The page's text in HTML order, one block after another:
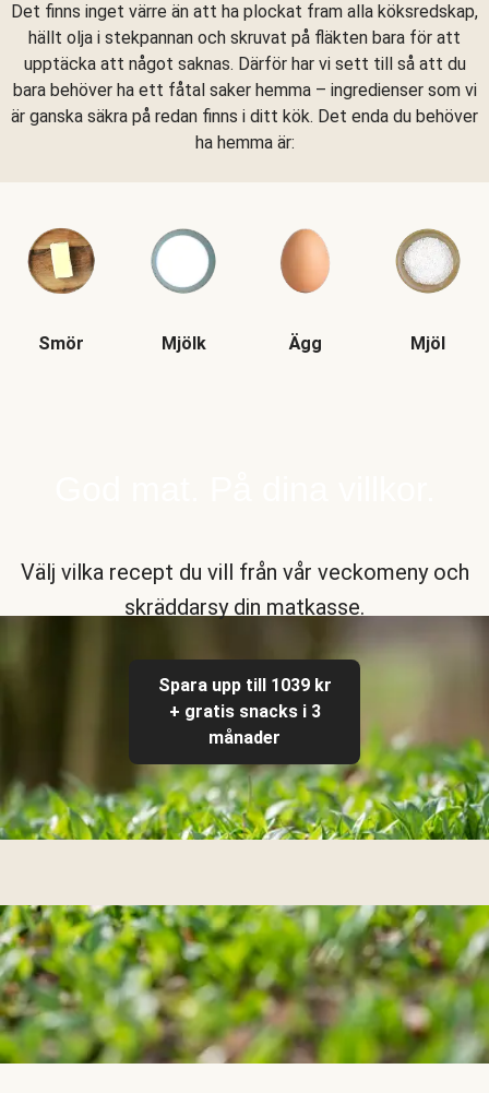
Det finns inget värre än att ha plockat fram alla köksredskap,
hällt olja i stekpannan och skruvat på fläkten bara för att
upptäcka att något saknas. Därför har vi sett till så att du
bara behöver ha ett fåtal saker hemma – ingredienser som vi
är ganska säkra på redan finns i ditt kök. Det enda du behöver
ha hemma är:
Smör Mjölk Ägg Mjöl
Välj vilka recept du vill från vår veckomeny och
skräddarsy din matkasse.
Spara upp till 1039 kr
+ gratis snacks i 3
månader